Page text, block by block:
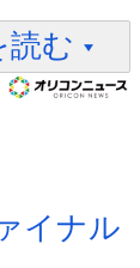
読む
イナル